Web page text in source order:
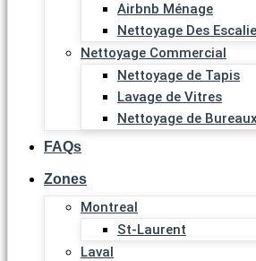
Airbnb Ménage
Nettoyage Des
Nettoyage Commercial
Nettoyage de Tapis
Lavage de Vitres
Nettoyage de Bureaux
FAQs
Zones
Montreal
St-Laurent
Laval